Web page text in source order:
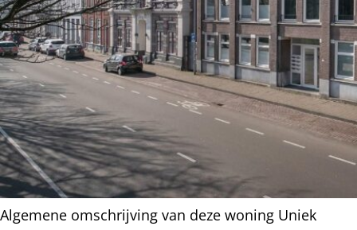
Algemene omschrijving van deze woning Uniek